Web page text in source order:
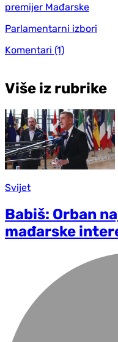
premijer Mađarske
Parlamentarni izbori
Komentari (1)
Više iz rubrike
Svijet
Babiš: Orban
mađarske